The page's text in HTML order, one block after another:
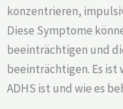
konzentrieren,
Diese Symptome
beeinträchtigen und
beeinträchtigen. Es ist
ADHS ist und wie es